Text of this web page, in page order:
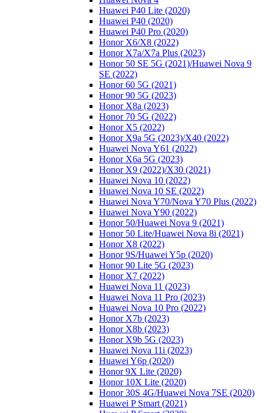
Huawei P40 Lite (2020)
Huawei P40 (2020)
Huawei P40 Pro (2020)
Honor X6/Х8 (2022)
Honor X7a/X7a Plus (2023)
Honor 50 SE 5G (2021)/Huawei Nova 9
SE (2022)
Honor 60 5G (2021)
Honor 90 5G (2023)
Honor X8a (2023)
Honor 70 5G (2022)
Honor X5 (2022)
Honor X9a 5G (2023)/Х40 (2022)
Huawei Nova Y61 (2022)
Honor X6a 5G (2023)
Honor X9 (2022)/Х30 (2021)
Huawei Nova 10 (2022)
Huawei Nova 10 SE (2022)
Huawei Nova Y70/Nova Y70 Plus (2022)
Huawei Nova Y90 (2022)
Honor 50/Huawei Nova 9 (2021)
Honor 50 Lite/Huawei Nova 8i (2021)
Honor X8 (2022)
Honor 9S/Huawei Y5p (2020)
Honor 90 Lite 5G (2023)
Honor X7 (2022)
Huawei Nova 11 (2023)
Huawei Nova 11 Pro (2023)
Huawei Nova 10 Pro (2022)
Honor X7b (2023)
Honor X8b (2023)
Honor X9b 5G (2023)
Huawei Nova 11i (2023)
Huawei Y6p (2020)
Honor 9X Lite (2020)
Honor 10X Lite (2020)
Honor 30S 4G/Huawei Nova 7SE (2020)
Huawei P Smart (2021)